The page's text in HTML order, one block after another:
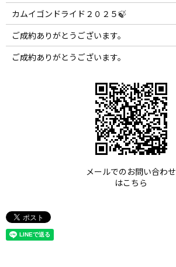
カムイゴンドライド２０２５🍃
ご成約ありがとうございます。
ご成約ありがとうございます。
メールでのお問い合わせ
はこちら